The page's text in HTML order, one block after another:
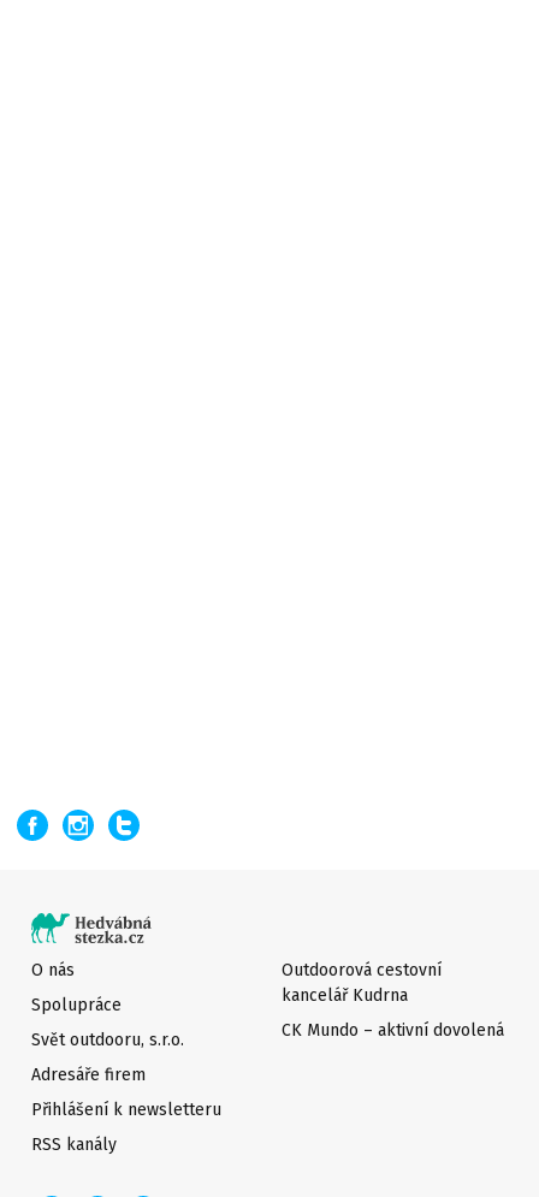
O nás
Spolupráce
Svět outdooru, s.r.o.
Adresáře firem
Přihlášení k newsletteru
Outdoorová cestovní
kancelář Kudrna
CK Mundo – aktivní dovolená
RSS kanály